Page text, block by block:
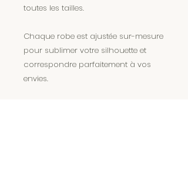
toutes les tailles.
Chaque robe est ajustée sur-mesure
pour sublimer votre silhouette et
correspondre parfaitement à vos
envies.